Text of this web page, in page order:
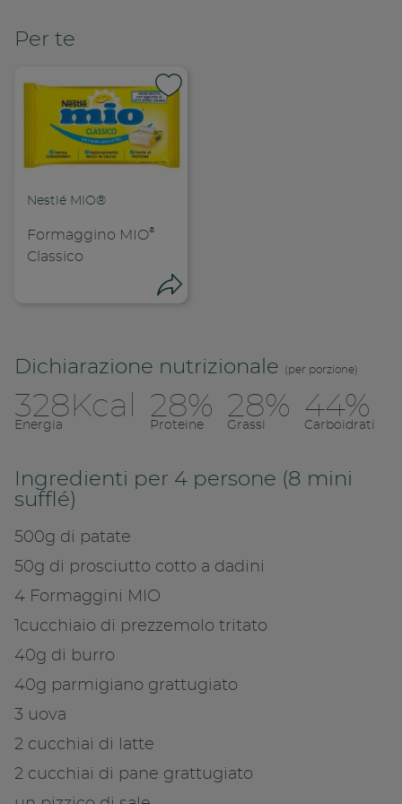
Copia
Dichiarazione nutrizionale (per porzione)
328Kcal
Energia
28%
Proteine
28%
Grassi
44%
Carboidrati
Ingredienti per 4 persone (8 mini
sufflé)
500g di patate
50g di prosciutto cotto a dadini
4 Formaggini MIO
1cucchiaio di prezzemolo tritato
40g di burro
40g parmigiano grattugiato
3 uova
2 cucchiai di latte
2 cucchiai di pane grattugiato
Per te
Nestlé MIO®
Formaggino MIO®
Classico
Condividi su
Copia link